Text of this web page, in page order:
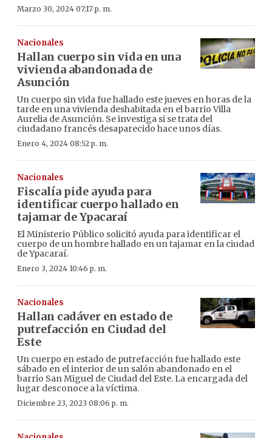
Marzo 30, 2024 07:17 p. m.
Nacionales
Hallan cuerpo sin vida en una
vivienda abandonada de
Asunción
Un cuerpo sin vida fue hallado este jueves en horas de la
tarde en una vivienda deshabitada en el barrio Villa
Aurelia de Asunción. Se investiga si se trata del
ciudadano francés desaparecido hace unos días.
Enero 4, 2024 08:52 p. m.
Nacionales
Fiscalía pide ayuda para
identificar cuerpo hallado en
tajamar de Ypacaraí
El Ministerio Público solicitó ayuda para identificar el
cuerpo de un hombre hallado en un tajamar en la ciudad
de Ypacaraí.
Enero 3, 2024 10:46 p. m.
Nacionales
Hallan cadáver en estado de
putrefacción en Ciudad del
Este
Un cuerpo en estado de putrefacción fue hallado este
sábado en el interior de un salón abandonado en el
barrio San Miguel de Ciudad del Este. La encargada del
lugar desconoce a la víctima.
Diciembre 23, 2023 08:06 p. m.